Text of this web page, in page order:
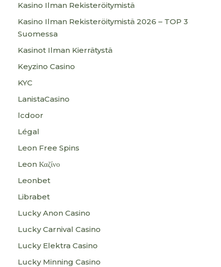
Kasino Ilman Rekisteröitymistä
Kasino Ilman Rekisteröitymistä 2026 – TOP 3
Suomessa
Kasinot Ilman Kierrätystä
Keyzino Casino
KYC
LanistaCasino
lcdoor
Légal
Leon Free Spins
Leon Καζίνο
Leonbet
Librabet
Lucky Anon Casino
Lucky Carnival Casino
Lucky Elektra Casino
Lucky Minning Casino